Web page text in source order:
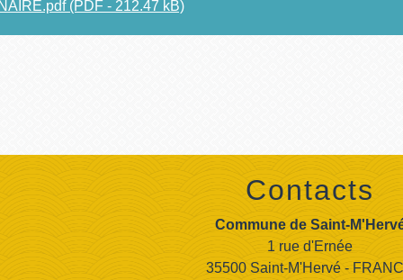
(PDF - 212.47 kB)
Contacts
Commune de Saint-
1 rue d'Ernée
35500 Saint-M'Hervé -